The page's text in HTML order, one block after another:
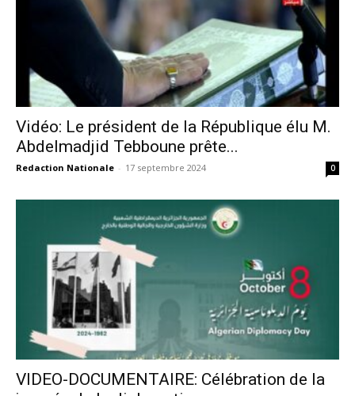
Vidéo: Le président de la République élu M.
Abdelmadjid Tebboune prête...
Redaction Nationale - 17 septembre 2024 0
VIDEO-DOCUMENTAIRE: Célébration de la